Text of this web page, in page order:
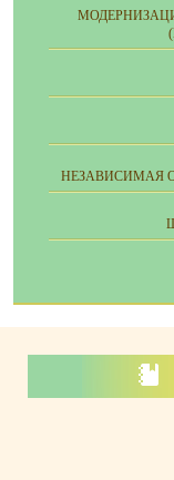
НЕЗАВИСИМАЯ